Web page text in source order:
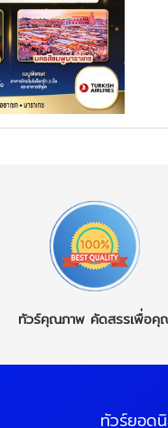
ทัวร์คุณภาพ คัดสรรเพื่อคุ
ทัวร์ยอด